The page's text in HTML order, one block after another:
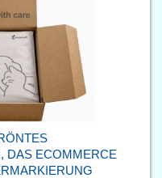
DAS ECOMMERCE